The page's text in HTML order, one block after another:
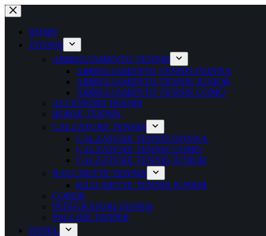
Salta
al
contenutoHOME
TENNIS
ABBIGLIAMENTO TENNIS
ABBIGLIAMENTO TENNIS DONNA
ABBIGLIAMENTO TENNIS JUNIOR
ABBIGLIAMENTO TENNIS UOMO
ACCESSORI TENNIS
BORSE TENNIS
CALZATURE TENNIS
CALZATURE TENNIS DONNA
CALZATURE TENNIS UOMO
CALZATURE TENNIS JUNIOR
RACCHETTE TENNIS
RACCHETTE TENNIS JUNIOR
CORDE
INTEGRATORI TENNIS
PALLINE TENNIS
PADEL